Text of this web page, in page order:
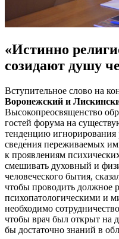
«Истинно
созидают душу
Вступительное слово на
Воронежский и
Высокопреосвященство
гостей форума на
тенденцию
сведе́ния переживаемых
к проявлениям
смешивать духовный и
человеческого бытия,
чтобы проводить должное
психопатологическими и
необходимо
чтобы врач был открыт на
бы достаточно знаний в